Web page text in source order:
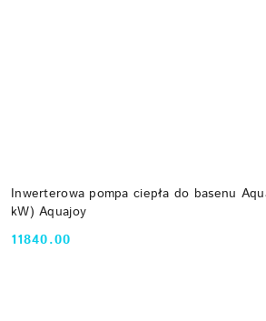
Inwerterowa pompa ciepła do basenu
kW) Aquajoy
Cena:
11840.00